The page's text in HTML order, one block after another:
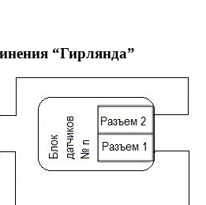
“Гирлянда”